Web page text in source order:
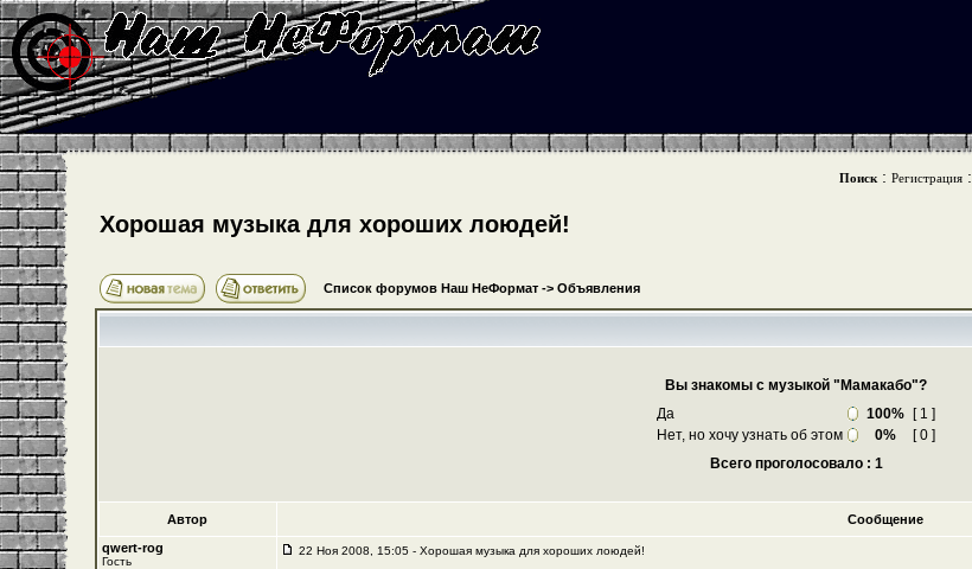
Поиск: Регистрация:
Хорошая музыка для хороших лоюдей!
Список форумов Наш НеФормат-> Объявления
Вы знакомы с музыкой "Мамакабо"?
Да
100%
[ 1 ]
Нет, но хочу узнать об этом
0%
[ 0 ]
Всего проголосовало : 1
Автор
Сообщение
qwert-rog
Гость
22 Ноя 2008, 15:05 - Хорошая музыка для хороших лоюдей!